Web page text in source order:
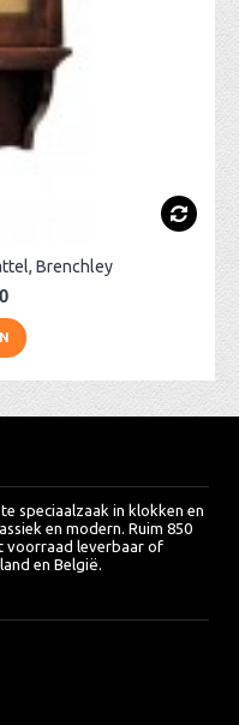
Brenchley
speciaalzaak in klokken en
en modern. Ruim 850
voorraad leverbaar of
en België.